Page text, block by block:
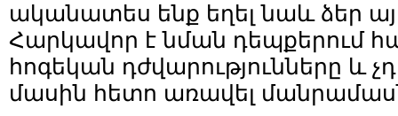
ականատես ենք եղել նաև ձեր
Հարկավոր է նման դեպքերում
հոգեկան դժվարությունները և
մասին հետո առավել